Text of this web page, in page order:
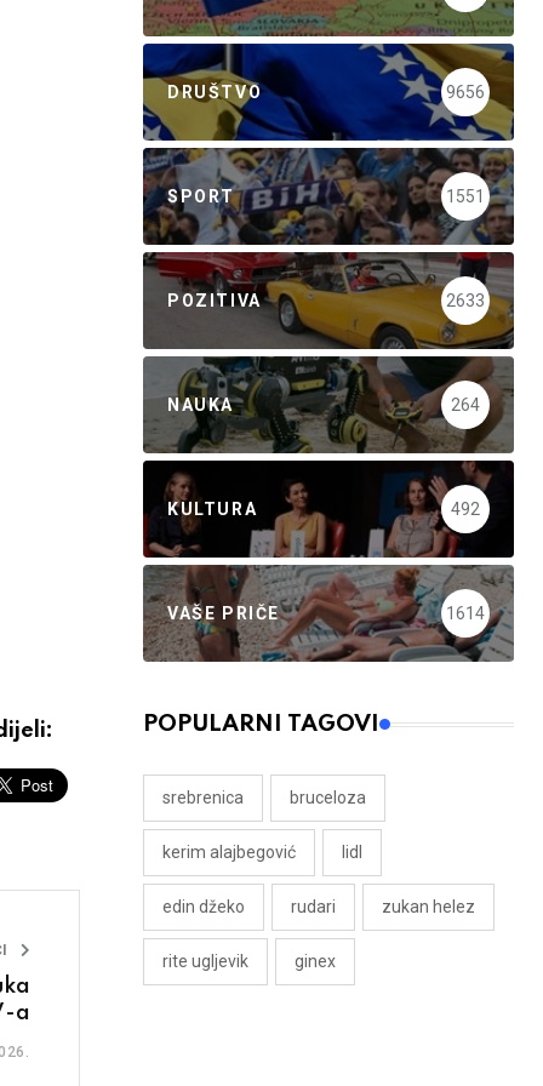
a
DRUŠTVO 9656
SPORT 1551
POZITIVA 2633
NAUKA 264
KULTURA 492
VAŠE PRIČE 1614
POPULARNI TAGOVI
srebrenica bruceloza
kerim alajbegović lidl
edin džeko rudari zukan helez
rite ugljevik ginex